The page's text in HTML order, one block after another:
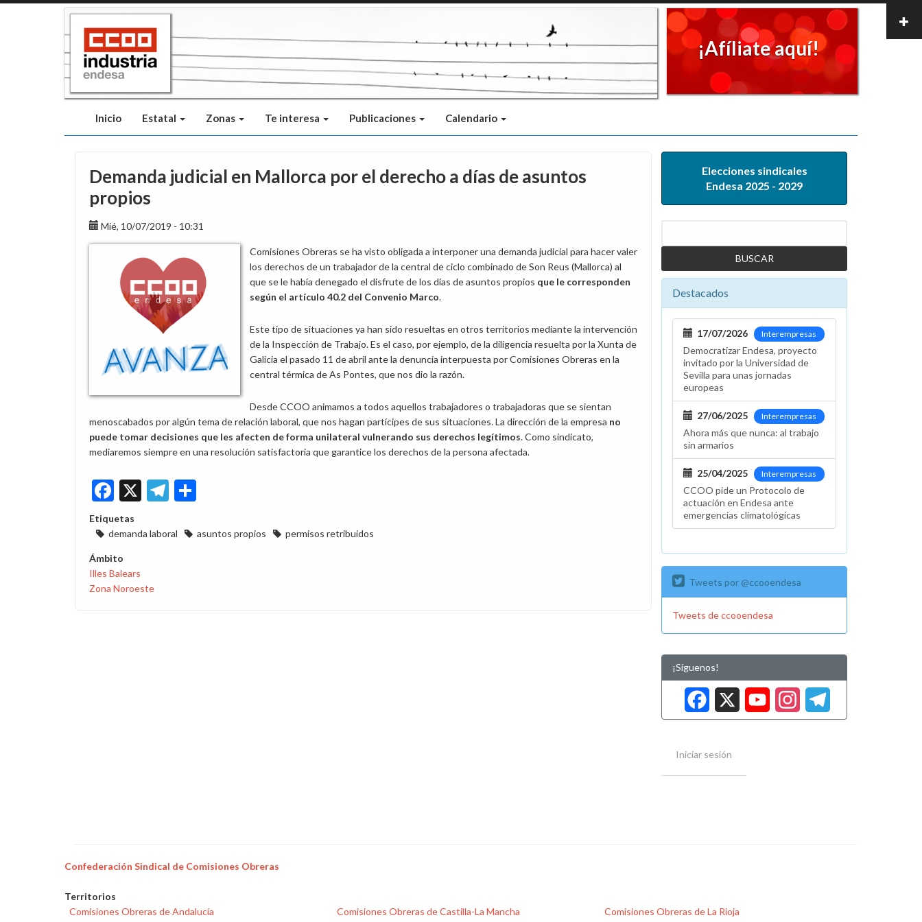
¡Afíliate aquí!
Inicio Estatal Zonas Te interesa Publicaciones Calendario
Demanda judicial en Mallorca por el derecho a días de asuntos
propios
Mié, 10/07/2019 - 10:31
Comisiones Obreras se ha visto obligada a interponer una demanda judicial para hacer valer
los derechos de un trabajador de la central de ciclo combinado de Son Reus (Mallorca) al
que se le había denegado el disfrute de los días de asuntos propios que le corresponden
según el artículo 40.2 del Convenio Marco.
Este tipo de situaciones ya han sido resueltas en otros territorios mediante la intervención
de la Inspección de Trabajo. Es el caso, por ejemplo, de la diligencia resuelta por la Xunta de
Galicia el pasado 11 de abril ante la denuncia interpuesta por Comisiones Obreras en la
central térmica de As Pontes, que nos dio la razón.
Desde CCOO animamos a todos aquellos trabajadores o trabajadoras que se sientan
menoscabados por algún tema de relación laboral, que nos hagan partícipes de sus situaciones. La dirección de la empresa no
puede tomar decisiones que les afecten de forma unilateral vulnerando sus derechos legítimos. Como sindicato,
mediaremos siempre en una resolución satisfactoria que garantice los derechos de la persona afectada.
Facebook
X Telegram
Etiquetas
demanda laboral
asuntos propios permisos retribuidos
Ámbito
Illes Balears
Zona Noroeste
Elecciones sindicales
Endesa 2025 - 2029
Destacados
Interempresas
17/07/2026
Democratizar Endesa, proyecto
invitado por la Universidad de
Sevilla para unas jornadas
europeas
Interempresas
27/06/2025
Ahora más que nunca: al trabajo
sin armarios
Interempresas
25/04/2025
CCOO pide un Protocolo de
actuación en Endesa ante
emergencias climatológicas
Tweets por @ccooendesa
Tweets de ccooendesa
¡Síguenos!
Facebook
XYouTube
Iniciar sesión
Confederación Sindical de Comisiones Obreras
Territorios
Comisiones Obreras de Andalucía
Comisiones Obreras de Castilla-La Mancha
Comisiones Obreras de La Rioja